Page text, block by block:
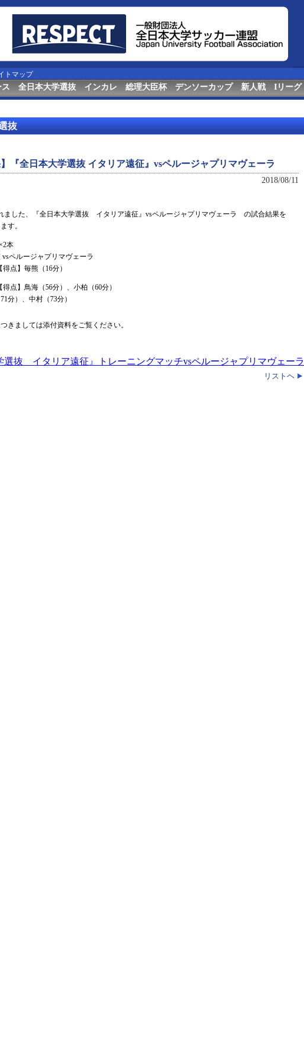
トマップ
ス 全日本大学選抜 インカレ 総理大臣杯 デンソーカップ 新人戦 Iリーグ
抜
】『全日本大学選抜 イタリア遠征』vsペルージャプリマヴェーラ
2018/08/11
ました、『全日本大学選抜 イタリア遠征』vsペルージャプリマヴェーラ の試合結果を
す。
本
ペルージャプリマヴェーラ
】毎熊（16分）
】鳥海（56分）、小柏（60分）
分）、中村（73分）
きましては添付資料をご覧ください。
選抜 イタリア遠征』トレーニングマッチvsペルージャプリマヴェーラ
リストヘ